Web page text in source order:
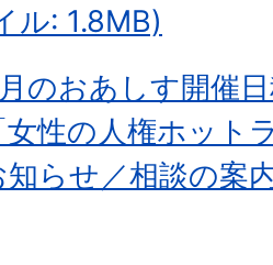
ル: 1.8MB)
のおあしす開催
性の人権ホット
らせ／相談の案